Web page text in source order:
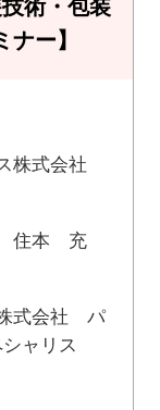
術・包装
ー】
株式会社
住本 充
式会社 パ
ャリス